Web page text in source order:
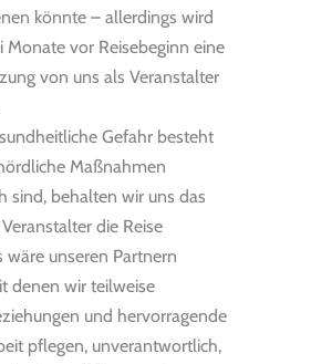
könnte – allerdings wird
Monate vor Reisebeginn eine
von uns als Veranstalter
Gefahr besteht
Maßnahmen
sind, behalten wir uns das
die Reise
wäre unseren Partnern
denen wir teilweise
und hervorragende
pflegen, unverantwortlich,